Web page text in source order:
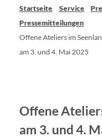
Startseite Service
Pressemitteilungen
Offene Ateliers im
am 3. und 4. Mai 2025
Offene
am 3. und 4.